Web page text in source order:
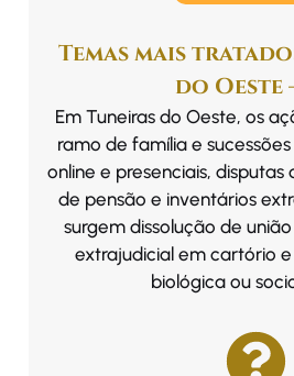
Temas mais
do Oeste
Em Tuneiras do Oeste, os
ramo de família e
online e presenciais,
de pensão e inventários
surgem dissolução de
extrajudicial em cartório
biológica ou